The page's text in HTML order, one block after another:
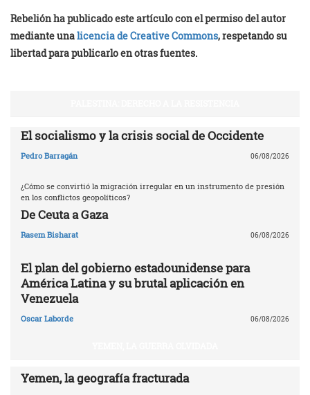
Rebelión ha publicado este artículo con el permiso del autor
mediante unalicencia de Creative Commons, respetando su
libertad para publicarlo en otras fuentes.
El socialismo y la crisis social de Occidente
Pedro Barragán 06/08/2026
¿Cómo se convirtió la migración irregular en un instrumento de presión
en los conflictos geopolíticos?
De Ceuta a Gaza
Rasem Bisharat 06/08/2026
El plan del gobierno estadounidense para
América Latina y su brutal aplicación en
Venezuela
Oscar Laborde 06/08/2026
Yemen, la geografía fracturada